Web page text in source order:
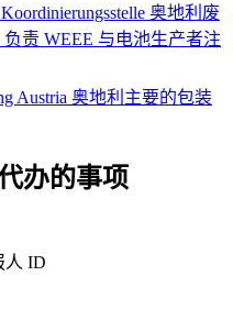
奥地利废
责 WEEE 与电池生产者注
Austria 奥地利主要的包装
办的事项
ID